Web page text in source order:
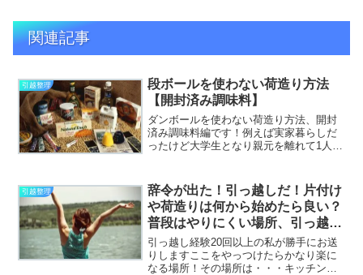
関連記事
引越整理
段ボールを使わない荷造り方法
【開封済み調味料】
ダンボールを使わない荷造り方法、開封
済み調味料編です！例えば実家暮らしだ
ったけど大学生となり親元を離れて1人暮
が自炊生活をしていて引っ越す場合、封
を開けていない調味料の...
引越整理
辞令が出た！引っ越しだ！片付け
や荷造りは何から始めたら良い？
普段はやりにくい場所、引っ越し
の時、ここをやっつけたらかなり
楽になる！
引っ越し経験20回以上の私が勝手にお送
りしますここをやっつけたらかなり楽に
なる場所！その場所は・・・キッチンで